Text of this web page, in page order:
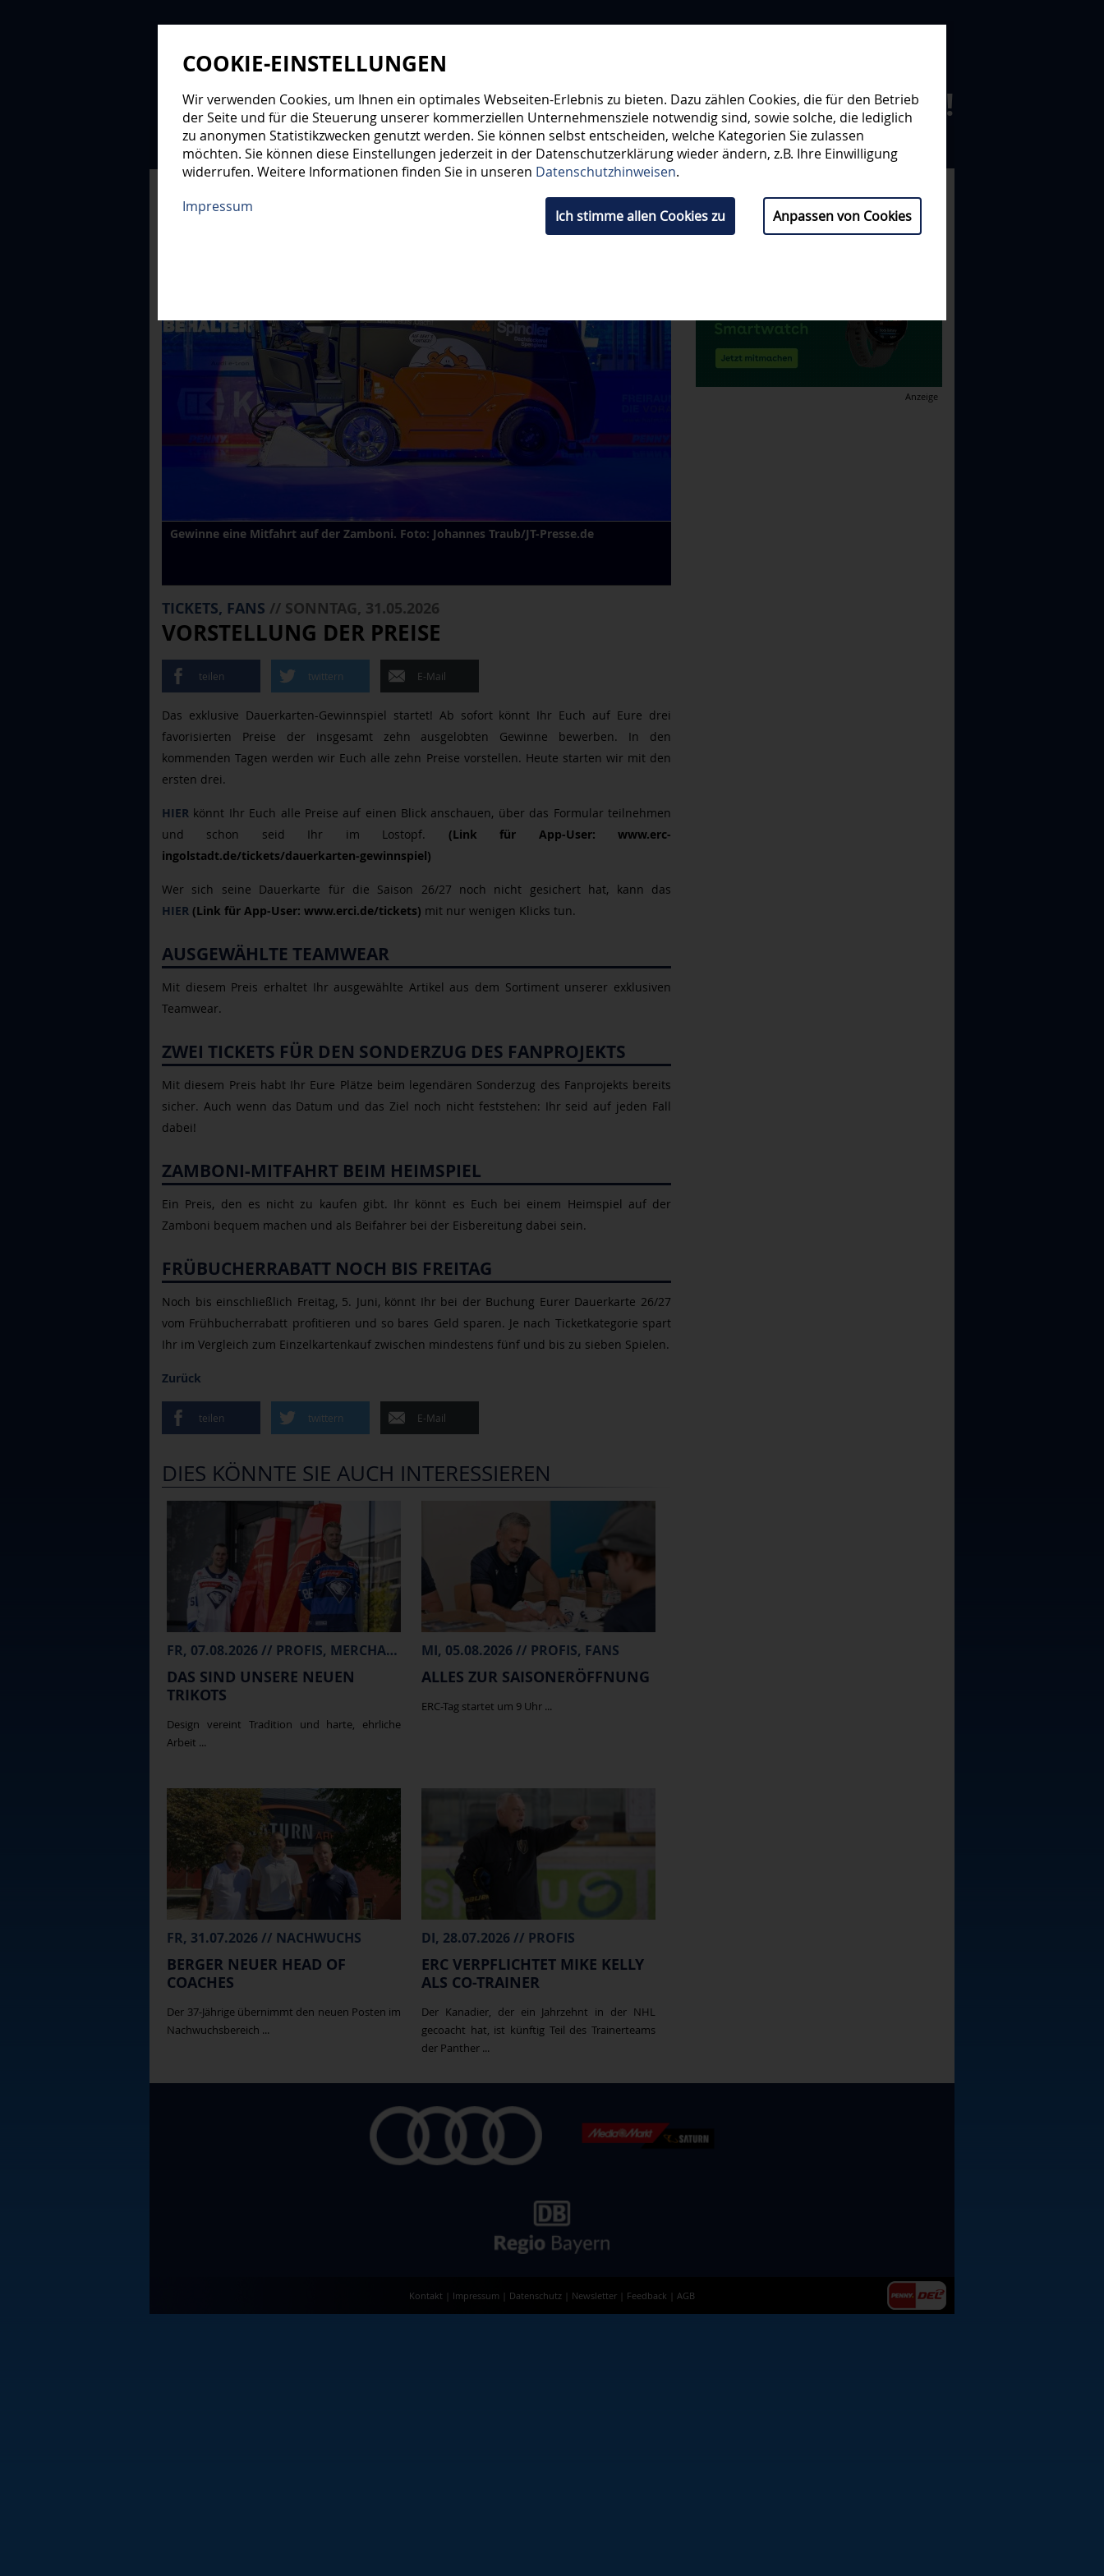
WIRSTEHEN ZUSAMMEN!
NEWS PROFIS NACHWUCHS TICKETS SHOP FANS ORGANISATION PARTNER
Gewinne eine Mitfahrt auf der Zamboni. Foto: Johannes Traub/JT-Presse.de
TICKETS, FANS // SONNTAG, 31.05.2026
VORSTELLUNG DER PREISE
teilen twittern E-Mail
Das exklusive Dauerkarten-Gewinnspiel startet! Ab sofort könnt Ihr Euch auf Eure drei
favorisierten Preise der insgesamt zehn ausgelobten Gewinne bewerben. In den
kommenden Tagen werden wir Euch alle zehn Preise vorstellen. Heute starten wir mit den
ersten drei.
HIER könnt Ihr Euch alle Preise auf einen Blick anschauen, über das Formular teilnehmen
und schon seid Ihr im Lostopf. (Link für App-User: www.erc-
ingolstadt.de/tickets/dauerkarten-gewinnspiel)
Wer sich seine Dauerkarte für die Saison 26/27 noch nicht gesichert hat, kann das
HIER (Link für App-User: www.erci.de/tickets) mit nur wenigen Klicks tun.
AUSGEWÄHLTE TEAMWEAR
Mit diesem Preis erhaltet Ihr ausgewählte Artikel aus dem Sortiment unserer exklusiven
Teamwear.
ZWEI TICKETS FÜR DEN SONDERZUG DES FANPROJEKTS
Mit diesem Preis habt Ihr Eure Plätze beim legendären Sonderzug des Fanprojekts bereits
sicher. Auch wenn das Datum und das Ziel noch nicht feststehen: Ihr seid auf jeden Fall
dabei!
ZAMBONI-MITFAHRT BEIM HEIMSPIEL
Ein Preis, den es nicht zu kaufen gibt. Ihr könnt es Euch bei einem Heimspiel auf der
Zamboni bequem machen und als Beifahrer bei der Eisbereitung dabei sein.
FRÜBUCHERRABATT NOCH BIS FREITAG
Noch bis einschließlich Freitag, 5. Juni, könnt Ihr bei der Buchung Eurer Dauerkarte 26/27
vom Frühbucherrabatt profitieren und so bares Geld sparen. Je nach Ticketkategorie spart
Ihr im Vergleich zum Einzelkartenkauf zwischen mindestens fünf und bis zu sieben Spielen.
Zurück
teilen twittern E-Mail
DIES KÖNNTE SIE AUCH INTERESSIEREN
FR, 07.08.2026 // PROFIS, MERCHANDISE
DAS SIND UNSERE NEUEN
TRIKOTS
Design vereint Tradition und harte, ehrliche
Arbeit ...
MI, 05.08.2026 // PROFIS, FANS
ALLES ZUR SAISONERÖFFNUNG
ERC-Tag startet um 9 Uhr ...
FR, 31.07.2026 // NACHWUCHS
BERGER NEUER HEAD OF
COACHES
Der 37-Jährige übernimmt den neuen Posten im
Nachwuchsbereich ...
DI, 28.07.2026 // PROFIS
ERC VERPFLICHTET MIKE KELLY
ALS CO-TRAINER
Der Kanadier, der ein Jahrzehnt in der NHL
gecoacht hat, ist künftig Teil des Trainerteams
der Panther ...
Anzeige
Kontakt Impressum Datenschutz Newsletter Feedback AGB
COOKIE-EINSTELLUNGEN
Wir verwenden Cookies, um Ihnen ein optimales Webseiten-Erlebnis zu bieten. Dazu zählen Cookies, die für den Betrieb
der Seite und für die Steuerung unserer kommerziellen Unternehmensziele notwendig sind, sowie solche, die lediglich
zu anonymen Statistikzwecken genutzt werden. Sie können selbst entscheiden, welche Kategorien Sie zulassen
möchten. Sie können diese Einstellungen jederzeit in der Datenschutzerklärung wieder ändern, z.B. Ihre Einwilligung
widerrufen. Weitere Informationen finden Sie in unseren Datenschutzhinweisen.
Ich stimme allen Cookies zu Anpassen von Cookies
Impressum